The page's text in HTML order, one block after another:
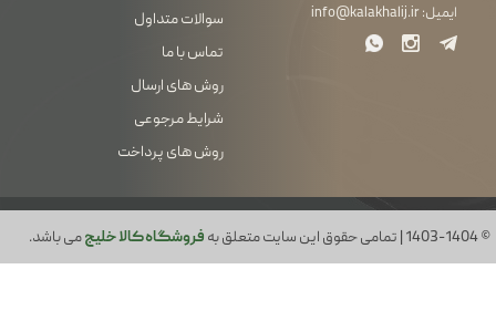
© 1403-1404 | تمامی حقوق این سایت متعلق به فروشگاه کالا خلیجمی باشد.
سوالات متداول
تماس با ما
روش های ارسال
شرایط مرجوعی
روش های پرداخت
ایمیل:info@kalakhalij.ir